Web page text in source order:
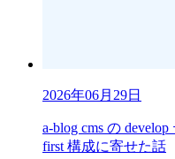
2026年06月29日
a-blog cms の
first 構成に寄せた話